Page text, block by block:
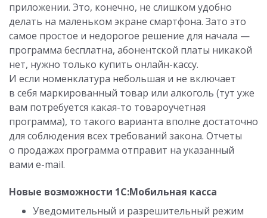
приложении. Это, конечно, не слишком удобно
делать на маленьком экране смартфона. Зато это
самое простое и недорогое решение для начала —
программа бесплатна, абонентской платы никакой
нет, нужно только купить онлайн-кассу.
И если номенклатура небольшая и не включает
в себя маркированный товар или алкоголь (тут уже
вам потребуется какая-то товароучетная
программа), то такого варианта вполне достаточно
для соблюдения всех требований закона. Отчеты
о продажах программа отправит на указанный
вами e-mail.
Новые возможности 1С:Мобильная касса
Уведомительный и разрешительный режим